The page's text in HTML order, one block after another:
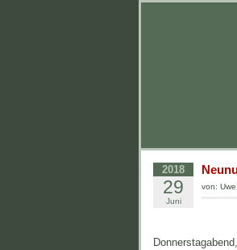
2018
29
Juni
von: